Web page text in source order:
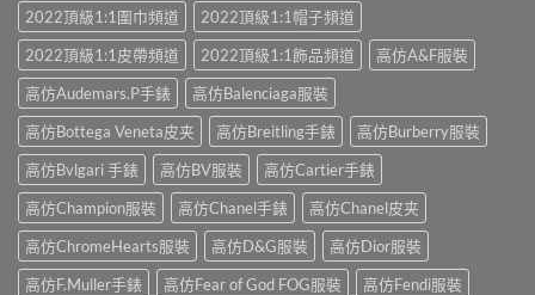
2022頂級1:1圍巾頻道
2022頂級1:1帽子頻道
2022頂級1:1皮帶頻道
2022頂級1:1飾品頻道
高仿A&F服裝
高仿Audemars.P手錶
高仿Balenciaga服裝
高仿Bottega Veneta皮夹
高仿Breitling手錶
高仿Burberry服裝
高仿Bvlgari 手錶
高仿BV服裝
高仿Cartier手錶
高仿Champion服裝
高仿Chanel手錶
高仿Chanel皮夹
高仿ChromeHearts服裝
高仿D&G服裝
高仿Dior服裝
高仿F.Muller手錶
高仿Fear of God FOG服裝
高仿Fendi服裝